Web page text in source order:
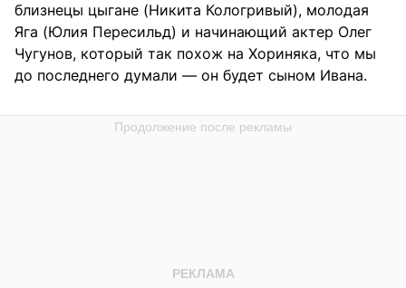
близнецы цыгане (Никита Кологривый), молодая
Яга (Юлия Пересильд) и начинающий актер Олег
Чугунов, который так похож на Хориняка, что мы
до последнего думали — он будет сыном Ивана.